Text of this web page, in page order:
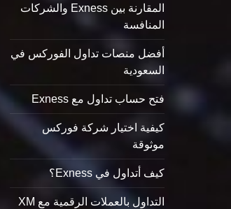
المقارنة بين Exness والشركات
المنافسة
أفضل منصات تداول الفوركس في
السعودية
فتح حساب تداول مع Exness
كيفية اختيار شركة فوركس
موثوقة
كيف أتداول في Exness؟
التداول بالعملات الرقمية مع XM